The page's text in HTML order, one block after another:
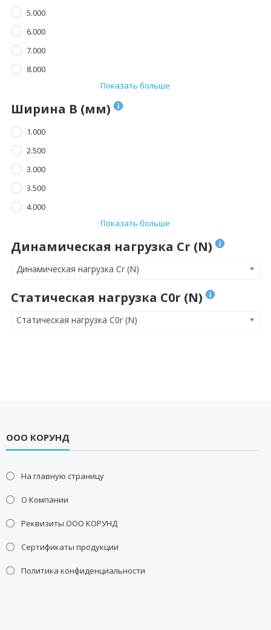
5.000
6.000
7.000
8.000
Показать больше
Ширина B (мм)
1.000
2.500
3.000
3.500
4.000
Показать больше
Динамическая нагрузка Cr (N)
Динамическая нагрузка Cr (N)
Статическая нагрузка C0r (N)
Статическая нагрузка C0r (N)
ООО КОРУНД
На главную страницу
О Компании
Реквизиты ООО КОРУНД
Сертификаты продукции
Политика конфиденциальности